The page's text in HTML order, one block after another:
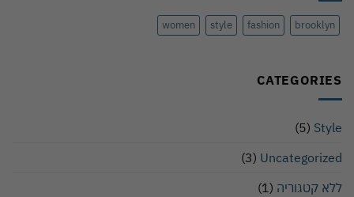
brooklyn
fashion
style
women
CATEGORIES
Style
(5)
Uncategorized
(3)
ללא קטגוריה (1)